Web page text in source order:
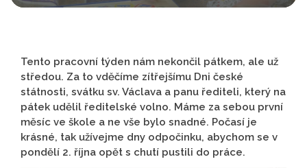
Tento pracovní týden nám nekončil pátkem, ale už
středou. Za to vděčíme zítřejšímu Dni české
státnosti, svátku sv. Václava a panu řediteli, který na
pátek udělil ředitelské volno. Máme za sebou první
měsíc ve škole a ne vše bylo snadné. Počasí je
krásné, tak užívejme dny odpočinku, abychom se v
pondělí 2. října opět s chutí pustili do práce.